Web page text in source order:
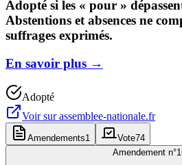
Adopté si les « pour »
Abstentions et absences ne
suffrages exprimés.
En savoir plus →
Adopté
Voir surassemblee-nationale.fr
Amendements1 Vote74
Amendement n°